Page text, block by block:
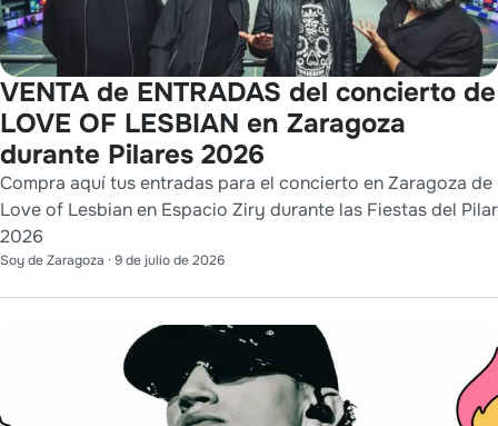
VENTA de ENTRADAS del concierto de
LOVE OF LESBIAN en Zaragoza
durante Pilares 2026
Compra aquí tus entradas para el concierto en Zaragoza de
Love of Lesbian en Espacio Ziry durante las Fiestas del Pilar
2026
Soy de Zaragoza · 9 de julio de 2026